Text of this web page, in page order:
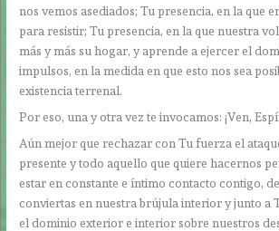
nos vemos asediados; Tu presencia, en la que
para resistir; Tu presencia, en la que nuestra
más y más su hogar, y aprende a ejercer el
impulsos, en la medida en que esto nos sea
existencia terrenal.
Por eso, una y otra vez te invocamos: ¡Ven,
Aún mejor que rechazar con Tu fuerza el
presente y todo aquello que quiere hacernos
estar en constante e íntimo contacto contigo,
conviertas en nuestra brújula interior y junto a
el dominio exterior e interior sobre nuestros